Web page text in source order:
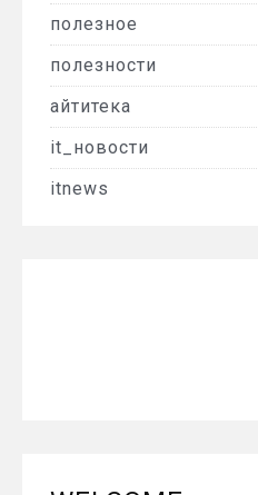
полезное
полезности
айтитека
it_новости
itnews